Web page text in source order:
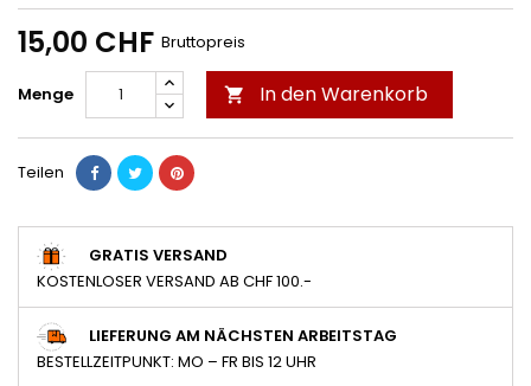
15,00 CHF Bruttopreis
Menge  In den Warenkorb
Teilen
GRATIS VERSAND
KOSTENLOSER VERSAND AB CHF 100.-
LIEFERUNG AM NÄCHSTEN ARBEITSTAG
BESTELLZEITPUNKT: MO – FR BIS 12 UHR